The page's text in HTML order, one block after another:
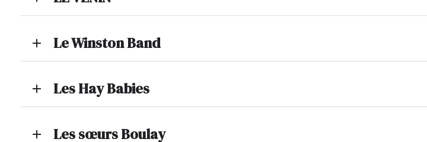
add Le Winston Band
add Les Hay Babies
add Les sœurs Boulay